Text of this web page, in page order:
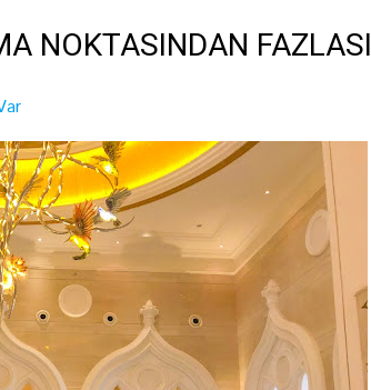
NOKTASINDAN FAZLASI